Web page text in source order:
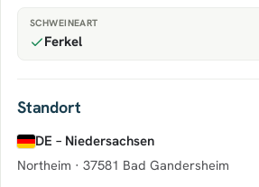
SCHWEINEART
Ferkel
Standort
DE – Niedersachsen
Northeim · 37581 Bad Gandersheim